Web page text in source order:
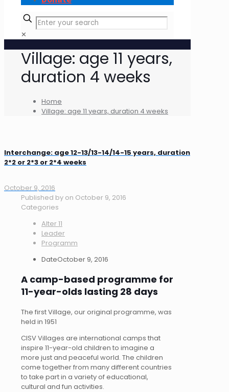
✕
Village: age 11 years,
duration 4 weeks
Home
Village: age 11 years, duration 4 weeks
Interchange: age 12-13/13-14/14-15 years, duration
2*2 or 2*3 or 2*4 weeks
October 9, 2016
Published by on October 9, 2016
Categories
Alter 11
Leader
Programm
DateOctober 9, 2016
A camp-based programme for
11-year-olds lasting 28 days
The first Village, our original programme, was
held in 1951
CISV Villages are international camps that
inspire 11-year-old children to imagine a
more just and peaceful world. The children
come together from many different countries
to take part in a variety of educational,
cultural and fun activities.